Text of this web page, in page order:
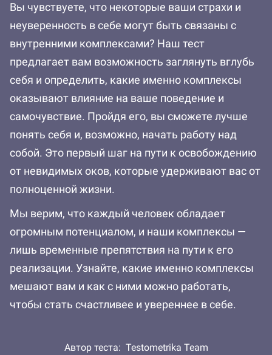
Вы чувствуете, что некоторые ваши страхи и
неуверенность в себе могут быть связаны с
внутренними комплексами? Наш тест
предлагает вам возможность заглянуть вглубь
себя и определить, какие именно комплексы
оказывают влияние на ваше поведение и
самочувствие. Пройдя его, вы сможете лучше
понять себя и, возможно, начать работу над
собой. Это первый шаг на пути к освобождению
от невидимых оков, которые удерживают вас от
полноценной жизни.
Мы верим, что каждый человек обладает
огромным потенциалом, и наши комплексы —
лишь временные препятствия на пути к его
реализации. Узнайте, какие именно комплексы
мешают вам и как с ними можно работать,
чтобы стать счастливее и увереннее в себе.
Автор теста: Testometrika Team